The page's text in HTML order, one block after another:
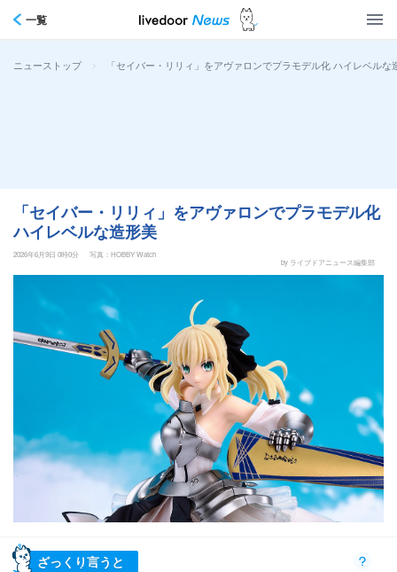
一覧
ニューストップ > 「セイバー・リリィ」をアヴァロンでプラモデル化 ハイレベルな
「セイバー・リリィ」をアヴァロンでプラモデル化
ハイレベルな造形美
2026年6月9日 0時0分
写真：HOBBY Watch
by ライブドアニュース編集部
ざっくり言うと